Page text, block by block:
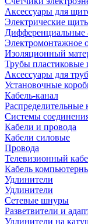
Аксессуары для
Электрические
Дифференциальные
Электромонтажное
Изоляционный
Трубы пластиковые
Аксессуары для
Установочные
Кабель-канал
Распределительные
Системы
Кабели и провода
Кабели силовые
Провода
Телевизионный
Кабель
Удлинители
Удлинители
Сетевые шнуры
Разветвители и
Удлинители на